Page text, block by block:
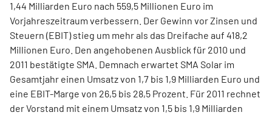
1,44 Milliarden Euro nach 559,5 Millionen Euro im
Vorjahreszeitraum verbessern. Der Gewinn vor Zinsen und
Steuern (EBIT) stieg um mehr als das Dreifache auf 418,2
Millionen Euro. Den angehobenen Ausblick für 2010 und
2011 bestätigte SMA. Demnach erwartet SMA Solar im
Gesamtjahr einen Umsatz von 1,7 bis 1,9 Milliarden Euro und
eine EBIT-Marge von 26,5 bis 28,5 Prozent. Für 2011 rechnet
der Vorstand mit einem Umsatz von 1,5 bis 1,9 Milliarden